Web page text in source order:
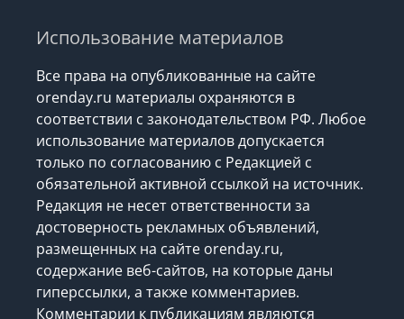
Использование материалов
Все права на опубликованные на сайте
orenday.ru материалы охраняются в
соответствии с законодательством РФ. Любое
использование материалов допускается
только по согласованию с Редакцией с
обязательной активной ссылкой на источник.
Редакция не несет ответственности за
достоверность рекламных объявлений,
размещенных на сайте orenday.ru,
содержание веб-сайтов, на которые даны
гиперссылки, а также комментариев.
Комментарии к публикациям являются